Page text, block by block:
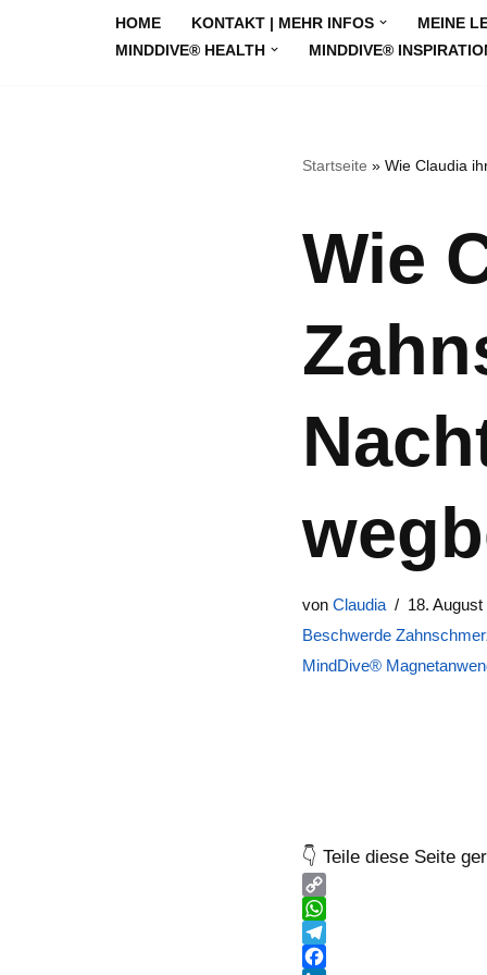
HOME KONTAKT | MEHR INFOS MEINE
MINDDIVE® HEALTH
MINDDIVE®
Startseite » Wie Claudia
Wie
von Claudia
18. August
Beschwerde
MindDive®
👇 Teile diese Seite
C
o
p
W
h
T